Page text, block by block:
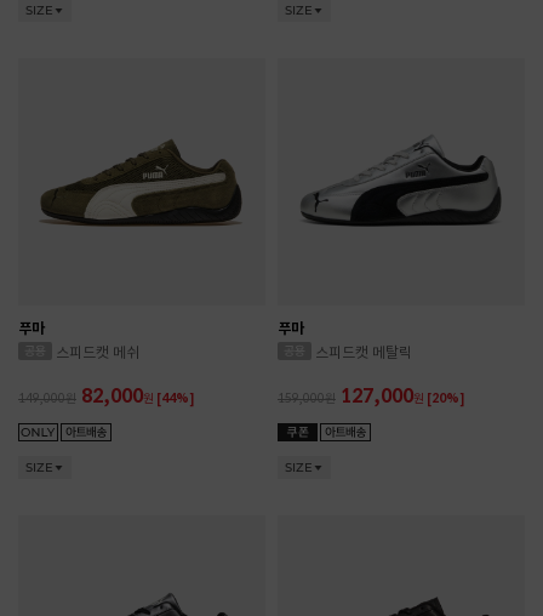
SIZE SIZE
푸마
스피드캣 메쉬
149,000 82,000원 [44%]
SIZE
푸마
스피드캣 메탈릭
159,000 127,000원 [20%]
SIZE